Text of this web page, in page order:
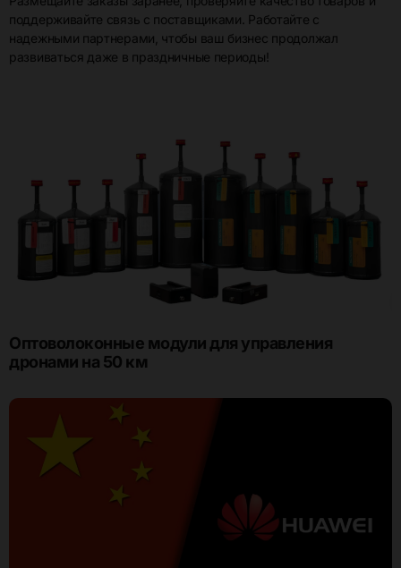
поддерживайте связь с поставщиками. Работайте с
надежными партнерами, чтобы ваш бизнес продолжал
развиваться даже в праздничные периоды!
Оптоволоконные модули для управления
дронами на 50 км